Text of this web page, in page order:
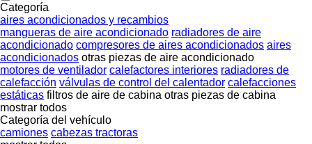
Categoría
aires acondicionados y recambios
mangueras de aire acondicionado radiadores de aire
acondicionado compresores de aires acondicionados aires
acondicionados otras piezas de aire acondicionado
motores de ventilador calefactores interiores radiadores de
calefacción válvulas de control del calentador calefacciones
estáticas filtros de aire de cabina otras piezas de cabina
mostrar todos
Categoría del vehículo
camiones cabezas tractoras